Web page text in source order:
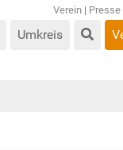
Verein | Presse
Umkreis